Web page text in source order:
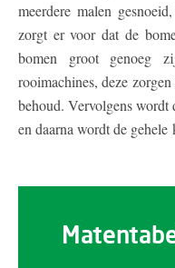
meerdere malen
zorgt er voor dat de
bomen groot genoeg
rooimachines, deze
behoud. Vervolgens
en daarna wordt de